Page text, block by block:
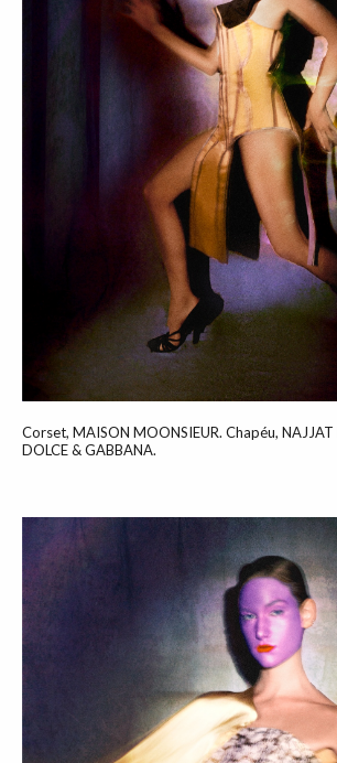
Corset, MAISON MOONSIEUR. Chapéu, NAJJAT
DOLCE & GABBANA.